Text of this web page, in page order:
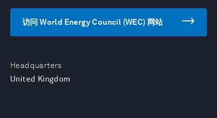
Headquarters
United Kingdom
访问 World Energy Council (WEC) 网站